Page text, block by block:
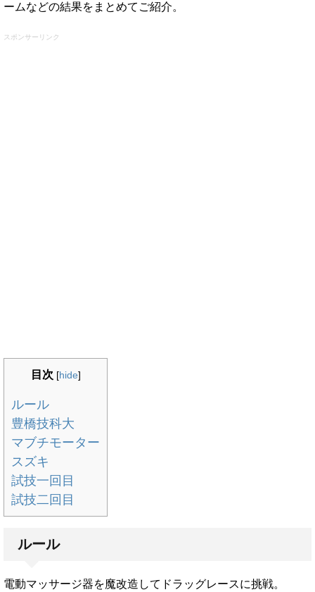
ームなどの結果をまとめてご紹介。
スポンサーリンク
目次 [hide]
ルール
豊橋技科大
マブチモーター
スズキ
試技一回目
試技二回目
ルール
電動マッサージ器を魔改造してドラッグレースに挑戦。